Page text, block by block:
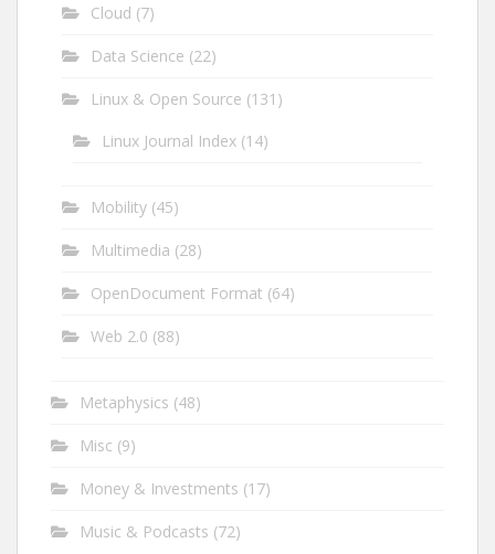
Cloud (7)
Data Science (22)
Linux & Open Source (131)
Linux Journal Index (14)
Mobility (45)
Multimedia (28)
OpenDocument Format (64)
Web 2.0 (88)
Metaphysics (48)
Misc (9)
Money & Investments (17)
Music & Podcasts (72)